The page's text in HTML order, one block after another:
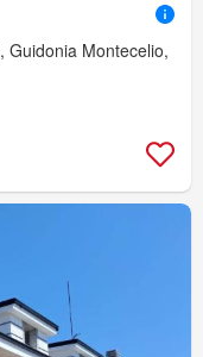
Guidonia Montecelio,